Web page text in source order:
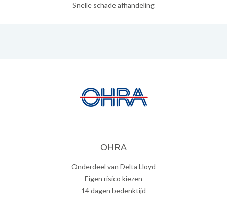
Snelle schade afhandeling
OHRA
Onderdeel van Delta Lloyd
Eigen risico kiezen
14 dagen bedenktijd